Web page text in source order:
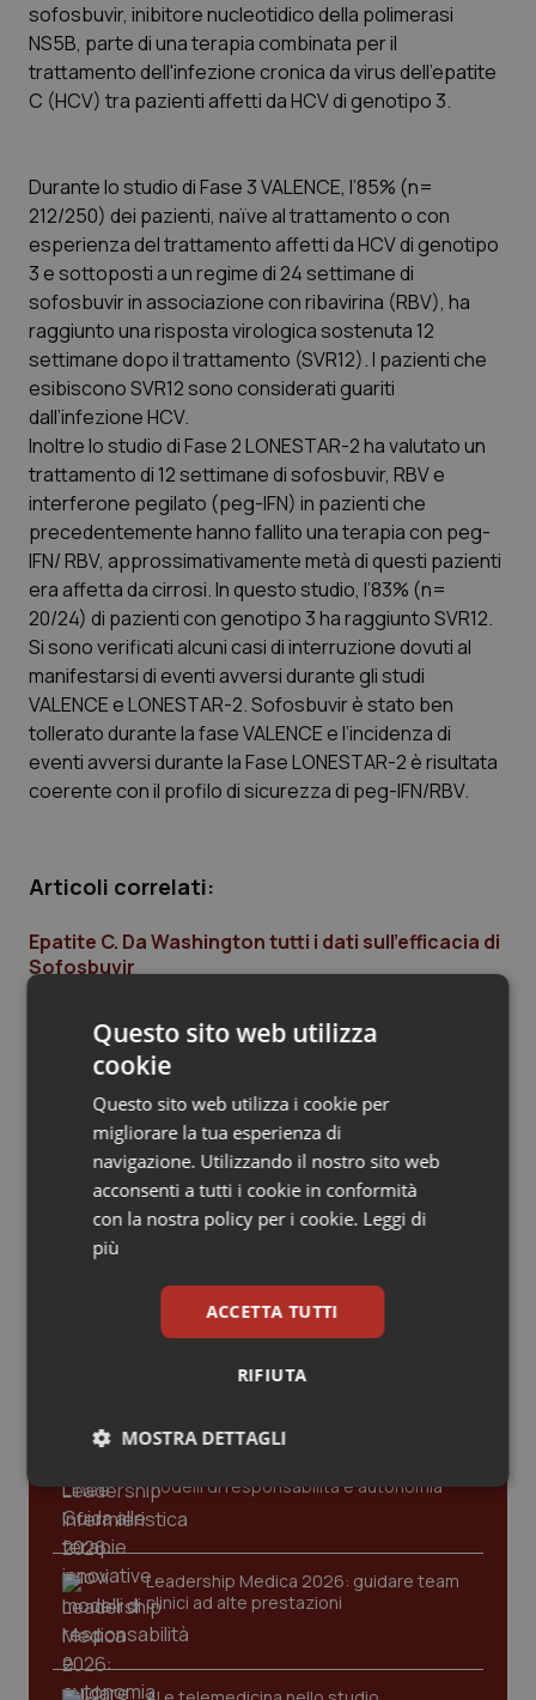
Basilicata
Calabria
Emilia-Romagna
Friuli Venezia Giulia
Lazio
Liguria
Lombardia
Marche
Molise
Piemonte
Provincia Autonoma di Bolzano
Provincia Autonoma di Trento
Sicilia
Toscana
Umbria
Valle D’Aosta
Veneto
Artrite & artrosi
Asma & BPCO
Colesterolo & coronaropatie
Dermatite Atopica
Diabete & glucometri
Disturbi dell’umore
Dolore
Donna & Salute
Epatiti
HIV
Infezioni & Febbre
Ipertensione & Scompenso
Neuroscienze & patologie neurodegenerative
Obesità
Oftalmologia
Oncodermatologia
Oncoematologia
Oncologia & Nutrizione
Quotidiano Oncologia
Quotidiano Pediatria
Rene & patologie urogenitali
QS Club Newsletter
sofosbuvir, inibitore nucleotidico della polimerasi
NS5B, parte di una terapia combinata per il
trattamento dell'infezione cronica da virus dell'epatite
C (HCV) tra pazienti affetti da HCV di genotipo 3.
Durante lo studio di Fase 3 VALENCE, l’85% (n=
212/250) dei pazienti, naïve al trattamento o con
esperienza del trattamento affetti da HCV di genotipo
3 e sottoposti a un regime di 24 settimane di
sofosbuvir in associazione con ribavirina (RBV), ha
raggiunto una risposta virologica sostenuta 12
settimane dopo il trattamento (SVR12). I pazienti che
esibiscono SVR12 sono considerati guariti
dall’infezione HCV.
Inoltre lo studio di Fase 2 LONESTAR-2 ha valutato un
trattamento di 12 settimane di sofosbuvir, RBV e
interferone pegilato (peg-IFN) in pazienti che
precedentemente hanno fallito una terapia con peg-
IFN/ RBV, approssimativamente metà di questi pazienti
era affetta da cirrosi. In questo studio, l’83% (n=
20/24) di pazienti con genotipo 3 ha raggiunto SVR12.
Si sono verificati alcuni casi di interruzione dovuti al
manifestarsi di eventi avversi durante gli studi
VALENCE e LONESTAR-2. Sofosbuvir è stato ben
tollerato durante la fase VALENCE e l’incidenza di
eventi avversi durante la Fase LONESTAR-2 è risultata
coerente con il profilo di sicurezza di peg-IFN/RBV.
Articoli correlati:
Epatite C. Da Washington tutti i dati sull’efficacia di
Sofosbuvir
© Riproduzione riservata
Ultime analisi e review da QS Pro
Gold
Cloud sanitario: infrastrutture,
dalle Linee Guida alle terapie innovative
modelli di responsabilità e autonomia
Leadership Medica 2026: guidare team
clinici ad alte prestazioni
Questo sito web utilizza
cookie
Questo sito web utilizza i cookie per
migliorare la tua esperienza di
navigazione. Utilizzando il nostro sito web
acconsenti a tutti i cookie in conformità
con la nostra policy per i cookie. Leggi di
più
ACCETTA TUTTI
RIFIUTA
MOSTRA DETTAGLI
Necessari Statistici Marketing